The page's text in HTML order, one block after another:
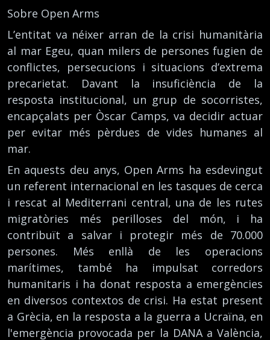
Sobre Open Arms
L’entitat va néixer arran de la crisi humanitària
al mar Egeu, quan milers de persones fugien de
conflictes, persecucions i situacions d’extrema
precarietat. Davant la insuficiència de la
resposta institucional, un grup de socorristes,
encapçalats per Òscar Camps, va decidir actuar
per evitar més pèrdues de vides humanes al
mar.
En aquests deu anys, Open Arms ha esdevingut
un referent internacional en les tasques de cerca
i rescat al Mediterrani central, una de les rutes
migratòries més perilloses del món, i ha
contribuït a salvar i protegir més de 70.000
persones. Més enllà de les operacions
marítimes, també ha impulsat corredors
humanitaris i ha donat resposta a emergències
en diversos contextos de crisi. Ha estat present
a Grècia, en la resposta a la guerra a Ucraïna, en
l'emergència provocada per la DANA a València,